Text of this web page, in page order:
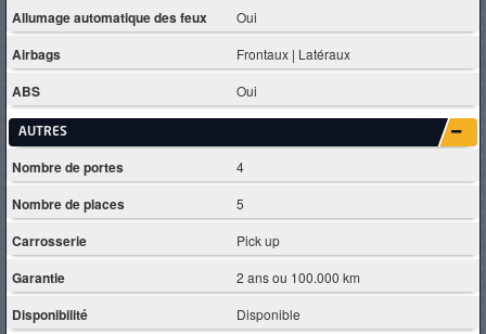
Allumage automatique des feux Oui
Airbags Frontaux | Latéraux
ABS Oui
AUTRES
Nombre de portes 4
Nombre de places 5
Carrosserie Pick up
Garantie 2 ans ou 100.000 km
Disponibilité Disponible